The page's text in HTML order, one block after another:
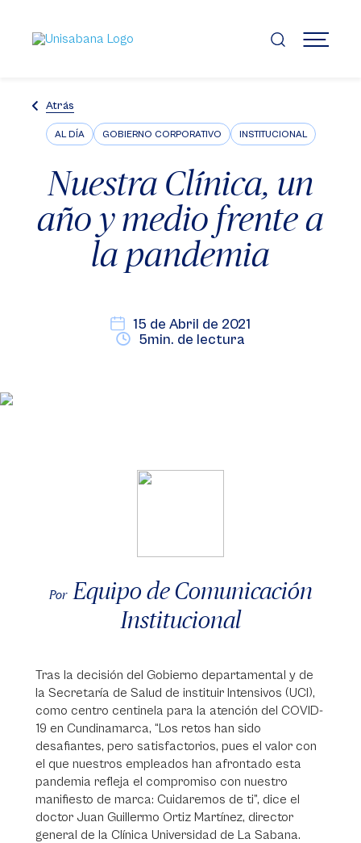
contenido
principal
MENÚ
Atrás
AL DÍA GOBIERNO CORPORATIVO INSTITUCIONAL
Nuestra Clínica, un
año y medio frente a
la pandemia
15 de Abril de 2021
5min. de lectura
Por Equipo de Comunicación
Institucional
Tras la decisión del Gobierno departamental y de
la Secretaría de Salud de instituir Intensivos (UCI),
como centro centinela para la atención del COVID-
19 en Cundinamarca, “Los retos han sido
desafiantes, pero satisfactorios, pues el valor con
el que nuestros empleados han afrontado esta
pandemia refleja el compromiso con nuestro
manifiesto de marca: Cuidaremos de ti”, dice el
doctor Juan Guillermo Ortiz Martínez, director
general de la Clínica Universidad de La Sabana.